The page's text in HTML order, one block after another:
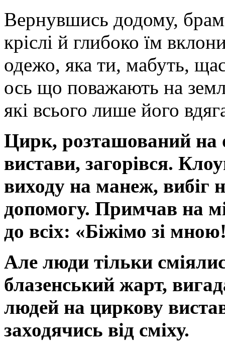
Вернувшись додому,
кріслі й глибоко їм
одежо, яка ти, мабуть,
ось що поважають на
які всього лише його
Цирк, розташований на
вистави, загорівся.
виходу на манеж,
допомогу. Примчав на
до всіх: «Біжімо зі
Але люди тільки
блазенський жарт,
людей на циркову
заходячись від сміху.